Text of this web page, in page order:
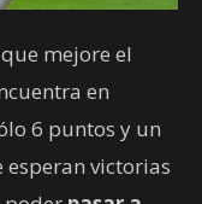
mejore el
en
6 puntos y un
victorias